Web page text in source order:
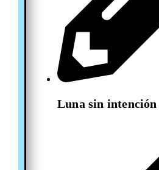
Luna sin intención